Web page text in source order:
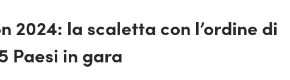
2024: la scaletta con l’ordine di
Paesi in gara